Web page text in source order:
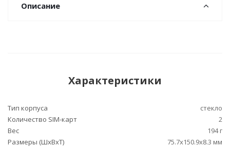
Описание
Характеристики
Тип корпуса
стекло
Количество SIM-карт
2
Вес
194 г
Размеры (ШxВxТ)
75.7x150.9x8.3 мм